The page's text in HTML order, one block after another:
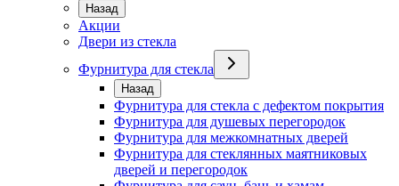
Назад
Акции
Двери из стекла
Фурнитура для стекла
Назад
Фурнитура для стекла с дефектом покрытия
Фурнитура для душевых перегородок
Фурнитура для межкомнатных дверей
Фурнитура для стеклянных маятниковых
дверей и перегородок